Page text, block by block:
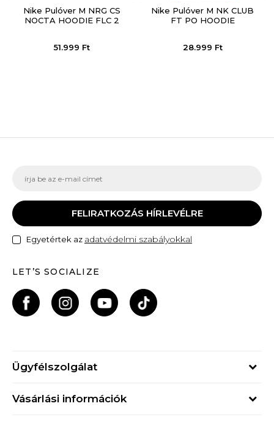
Nike Pulóver M NRG CS
NOCTA HOODIE FLC 2
51.999 Ft
Nike Pulóver M NK CLUB
FT PO HOODIE
28.999 Ft
FELIRATKOZÁS HÍRLEVÉLRE
Egyetértek az adatvédelmi szabályokkal
LET’S SOCIALIZE
Ügyfélszolgálat
Vásárlási információk